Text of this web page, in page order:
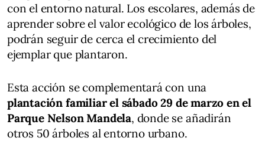
con el entorno natural. Los escolares, además de
aprender sobre el valor ecológico de los árboles,
podrán seguir de cerca el crecimiento del
ejemplar que plantaron.
Esta acción se complementará con una
plantación familiar el sábado 29 de marzo en el
Parque Nelson Mandela, donde se añadirán
otros 50 árboles al entorno urbano.